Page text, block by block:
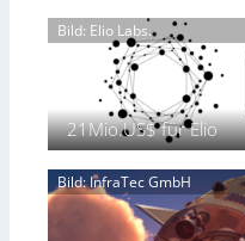
g
h
t
2
0
2
s
i
c
h
a
n
S
e
r
e
P
r
ä
s
e
n
i
n
E
m
e
p
a
g
e
‚
H
y
p
Bild: Elio Labs.
21Mio.US$ für Elio
Bild: InfraTec GmbH